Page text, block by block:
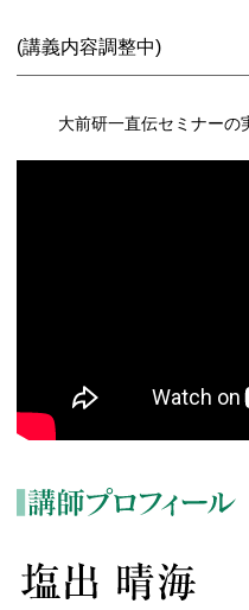
(講義内容調整中)
大前研一直伝セミナーの